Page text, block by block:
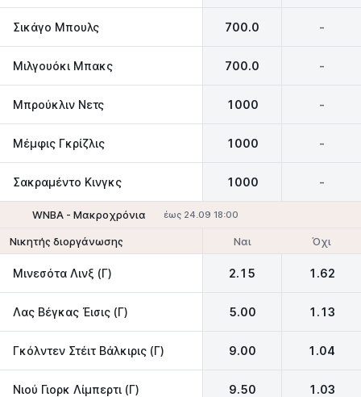
Σικάγο Μπουλς 700.0 -
Μιλγουόκι Μπακς 700.0 -
Μπρούκλιν Νετς 1000 -
Μέμφις Γκρίζλις 1000 -
Σακραμέντο Κινγκς 1000 -
WNBA - Mακροχρόνια έως 24.09 18:00
Νικητής διοργάνωσης Ναι Όχι
Μινεσότα Λινξ (Γ) 2.15 1.62
Λας Βέγκας Έισις (Γ) 5.00 1.13
Γκόλντεν Στέιτ Βάλκιρις (Γ) 9.00 1.04
Νιού Γιορκ Λίμπερτι (Γ) 9.50 1.03